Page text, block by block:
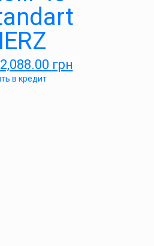
2,088.00 грн
в кредит